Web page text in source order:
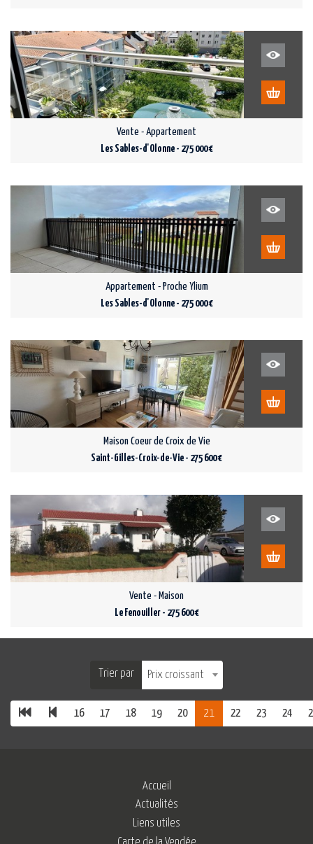
Vente - Appartement
Les Sables-d'Olonne - 275 000 €
Appartement - Proche Ylium
Les Sables-d'Olonne - 275 000 €
Maison Coeur de Croix de Vie
Saint-Gilles-Croix-de-Vie - 275 600 €
Vente - Maison
Le Fenouiller - 275 600 €
Trier par Prix croissant
16 17 18 19 20 21 22 23 24
Accueil
Actualités
Liens utiles